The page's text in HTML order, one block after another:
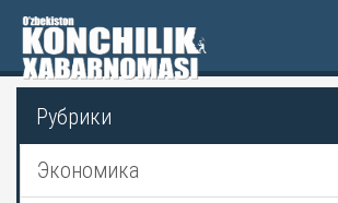
Рубрики
Экономика